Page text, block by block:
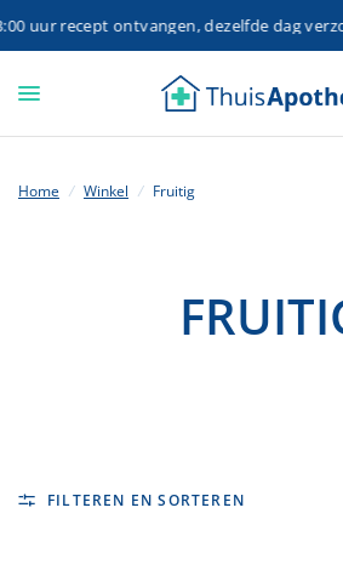
uur recept ontvangen, dezelfde dag
Home / Winkel / Fruitig
FILTEREN EN SORTEREN